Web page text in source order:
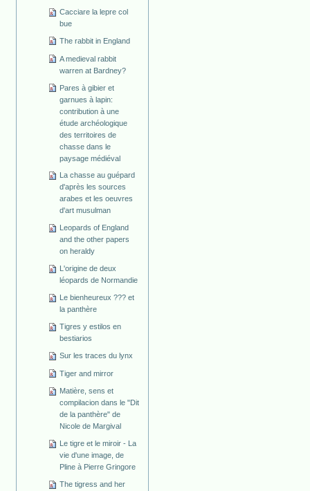
Cacciare la lepre col
bue
The rabbit in England
A medieval rabbit
warren at Bardney?
Pares à gibier et
garnues à lapin:
contribution à une
étude archéologique
des territoires de
chasse dans le
paysage médiéval
La chasse au guépard
d'après les sources
arabes et les oeuvres
d'art musulman
Leopards of England
and the other papers
on heraldy
L'origine de deux
léopards de Normandie
Le bienheureux ??? et
la panthère
Tigres y estilos en
bestiarios
Sur les traces du lynx
Tiger and mirror
Matière, sens et
compilacion dans le "Dit
de la panthère" de
Nicole de Margival
Le tigre et le miroir - La
vie d'une image, de
Pline à Pierre Gringore
The tigress and her